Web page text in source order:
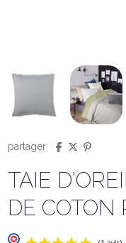
partager
TAIE
DE COTON